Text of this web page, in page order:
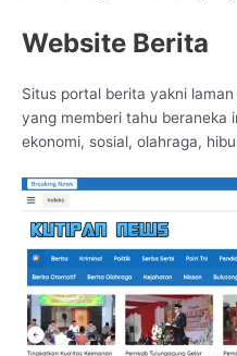
Website Berita
Situs portal berita yakni
yang memberi tahu beraneka
ekonomi, sosial, olahraga,